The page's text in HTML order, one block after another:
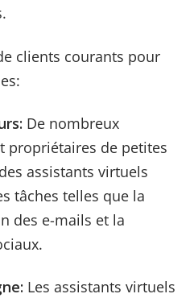
clients courants pour
De nombreux
propriétaires de petites
assistants virtuels
tâches telles que la
des e-mails et la
Les assistants virtuels